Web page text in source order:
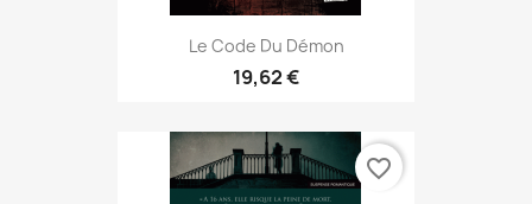
Le Code Du Démon
19,62 €
favorite_border